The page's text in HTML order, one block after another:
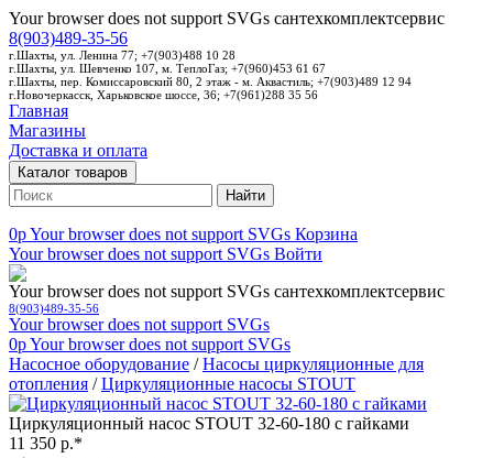
Your browser does not support SVGs сантехкомплектсервис
8(903)489-35-56
г.Шахты, ул. Ленина 77; +7(903)488 10 28
г.Шахты, ул. Шевченко 107, м. ТеплоГаз; +7(960)453 61 67
г.Шахты, пер. Комиссаровский 80, 2 этаж - м. Аквастиль; +7(903)489 12 94
г.Новочеркасск, Харьковское шоссе, 36; +7(961)288 35 56
Главная
Магазины
Доставка и оплата
Каталог товаров
Найти
0pYour browser does not support SVGs Корзина
Your browser does not support SVGs Войти
Your browser does not support SVGs сантехкомплектсервис
8(903)489-35-56
Your browser does not support SVGs
0pYour browser does not support SVGs
Насосное оборудование /Насосы циркуляционные для
отопления /Циркуляционные насосы STOUT
Циркуляционный насос STOUT 32-60-180 с гайками
11 350 р.*